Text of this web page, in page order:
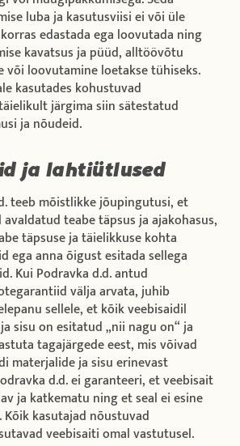
luba ja kasutusviisi ei või üle
edastada ega loovutada ning
kavatsus ja püüd, alltöövõtu
või loovutamine loetakse tühiseks.
kasutades kohustuvad
järgima siin sätestatud
ja nõudeid.
ja lahtiütlused
teeb mõistlikke jõupingutusi, et
teabe täpsus ja ajakohasus,
täpsuse ja täielikkuse kohta
ega anna õigust esitada sellega
Kui Podravka d.d. antud
välja arvata, juhib
sellele, et kõik veebisaidil
sisu on esitatud „nii nagu on“ ja
tagajärgede eest, mis võivad
materjalide ja sisu erinevast
d.d. ei garanteeri, et veebisait
ja katkematu ning et seal ei esine
kasutajad nõustuvad
veebisaiti omal vastutusel.